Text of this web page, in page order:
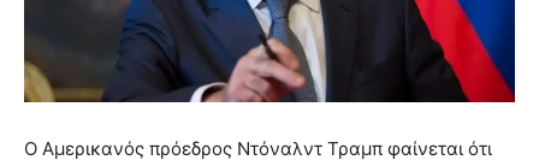
Ο Αμερικανός πρόεδρος Ντόναλντ Τραμπ φαίνεται ότι